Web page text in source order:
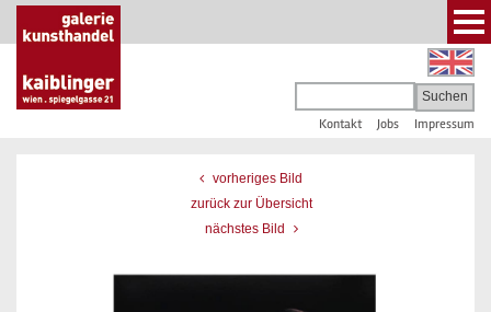
Kontakt Jobs Impressum
vorheriges Bild
zurück zur Übersicht
nächstes Bild